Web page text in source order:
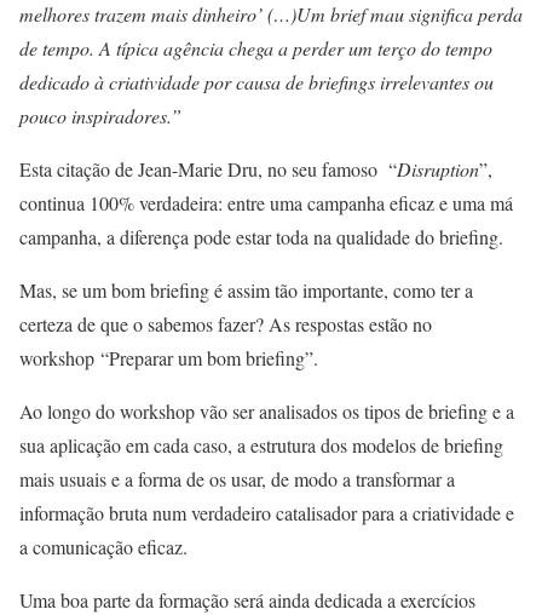
melhores trazem mais dinheiro’ (…)Um brief mau significa perda
de tempo. A típica agência chega a perder um terço do tempo
dedicado à criatividade por causa de briefings irrelevantes ou
pouco inspiradores.”
Esta citação de Jean-Marie Dru, no seu famoso “Disruption”,
continua 100% verdadeira: entre uma campanha eficaz e uma má
campanha, a diferença pode estar toda na qualidade do briefing.
Mas, se um bom briefing é assim tão importante, como ter a
certeza de que o sabemos fazer? As respostas estão no
workshop “Preparar um bom briefing”.
Ao longo do workshop vão ser analisados os tipos de briefing e a
sua aplicação em cada caso, a estrutura dos modelos de briefing
mais usuais e a forma de os usar, de modo a transformar a
informação bruta num verdadeiro catalisador para a criatividade e
a comunicação eficaz.
Uma boa parte da formação será ainda dedicada a exercícios